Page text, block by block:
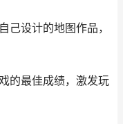
己设计的地图作品，
的最佳成绩，激发玩